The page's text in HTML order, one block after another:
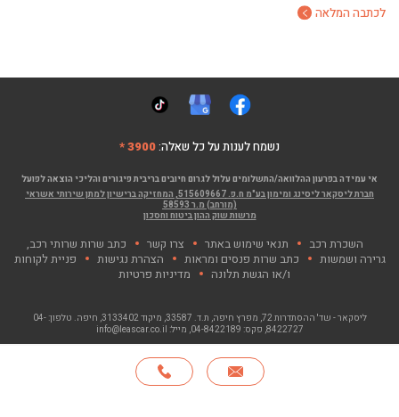
צרו קשר
לכתבה המלאה
נשמח לענות על כל שאלה:3900 *
אי עמידה בפרעון ההלוואה/התשלומים עלול לגרום חיובים בריבית פיגורים והליכי הוצאה לפועל
חברת ליסקאר ליסינג ומימון בע"מ ח.פ. 515609667, המחזיקה ברישיון למתן שירותי אשראי
(מורחב) מ.ר 58593
מרשות שוק ההון ביטוח וחסכון
השכרת רכב תנאי שימוש באתר צרו קשר
כתב שרות שרותי רכב,
גרירה ושמשות
כתב שרות פנסים ומראות הצהרת נגישות
פניית לקוחות
ו/או הגשת תלונה
מדיניות פרטיות
ליסקאר - שד' ההסתדרות 72, מפרץ חיפה , ת.ד. 33587, מיקוד 3133402, חיפה. טלפון:
04-
8422727, פקס: 04-8422189, מייל: info@leascar.co.il
האתר פותח ע"י NGSOFT, קישור יפתח בחלון חדש"